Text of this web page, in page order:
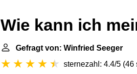
Wie kann ich
Gefragt von: Winfried Seeger
sternezahl: 4.4/5 (46